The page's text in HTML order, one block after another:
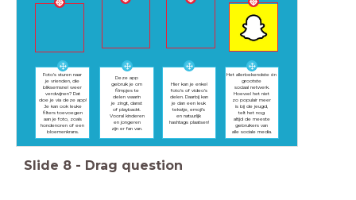
Deze app
gebruik je om
filmpjes te
delen waarin
je zingt, danst
of playbackt.
Vooral kinderen
en jongeren
zijn er fan van.
Hier kan je enkel
foto’s of video’s
delen. Daarbij kan
je dan een leuk
tekstje, emoji’s
en natuurlijk
hashtags plaatsen!
Het allerbekendste én
grootste
sociaal netwerk.
Hoewel het niet
zo populair meer
is bij de jeugd,
telt het nog
altijd de meeste
gebruikers van
alle sociale media.
Foto’s sturen naar
je vrienden, die
bliksemsnel weer
verdwijnen? Dat
doe je via deze app!
Je kan ook leuke
filters toevoegen
aan je foto, zoals
hondenoren of een
bloemenkrans.
Slide 8 - Drag question